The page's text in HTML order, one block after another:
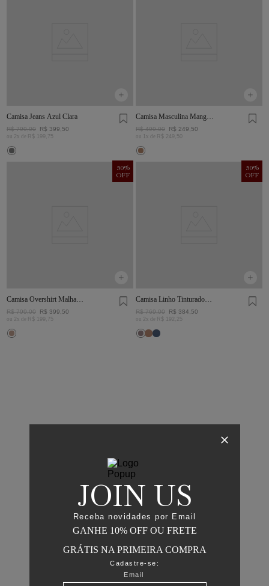
Camisa Jeans Azul Clara
R$ 799,00 R$ 399 50
ou 2 x de R$ 75
Camisa Masculina Manga
Curta Visco Linho
R$ 499,00 R$ 249 50
ou x de R$ 249 50
Camisa Overshirt Malha
Rústica Khaki
50%
OFF
R$ 799,00 R$ 399 50
ou 2 x de R$ 75
Camisa Linho Tinturado
50%
OFF
R$ 769,00 R$ 384 50
ou 2 x de R$ 192 25
JOIN US
Receba novidades por Email
GANHE 10% OFF OU FRETE
GRÁTIS NA PRIMEIRA COMPRA
Cadastre-se: